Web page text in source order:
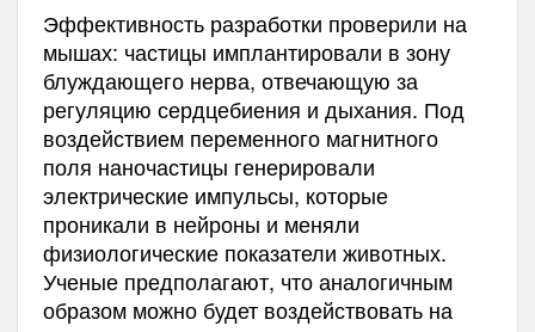
Эффективность разработки проверили на
мышах: частицы имплантировали в зону
блуждающего нерва, отвечающую за
регуляцию сердцебиения и дыхания. Под
воздействием переменного магнитного
поля наночастицы генерировали
электрические импульсы, которые
проникали в нейроны и меняли
физиологические показатели животных.
Ученые предполагают, что аналогичным
образом можно будет воздействовать на